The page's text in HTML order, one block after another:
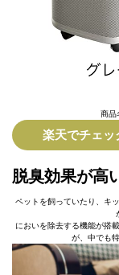
商品
楽天でチェッ
脱臭効果が高
ペットを飼っていたり、キ
においを除去する機能が搭
が、中でも